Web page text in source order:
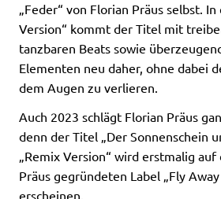
„Feder“ von Florian Präus selbst.
Version“ kommt der Titel mit
tanzbaren Beats sowie
Elementen neu daher, ohne dabei
dem Augen zu verlieren.
Auch 2023 schlägt Florian Präus
denn der Titel „Der Sonnenschein
„Remix Version“ wird erstmalig
Präus gegründeten Label „Fly Away
erscheinen.